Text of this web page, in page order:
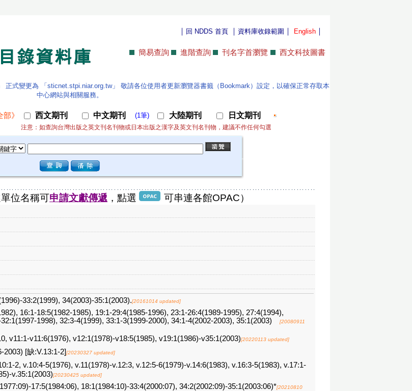
回 NDDS 首頁 資料庫收錄範圍 English
簡易查詢 進階查詢 刊名字首瀏覽 西文科技圖書
式變更為 「sticnet.stpi.niar.org.tw」 敬請各位使用者更新瀏覽器書籤（Bookmark）設定，以確保正常存取本
中心網站與相關服務。
》 西文期刊 中文期刊 (1筆) 大陸期刊 日文期刊
注意：如查詢台灣出版之英文刊名刊物或日本出版之漢字及英文刊名刊物，建議不作任何勾選
單位名稱可申請文獻傳遞 ，點選 可串連各館OPAC）
33:2(1999), 34(2003)-35:1(2003).[20161014 updated]
16:1-18:5(1982-1985), 19:1-29:4(1985-1996), 23:1-26:4(1989-1995), 27:4(1994),
1998), 32:3-4(1999), 33:1-3(1999-2000), 34:1-4(2002-2003), 35:1(2003)
[20080911
v11:1-v11:6(1976), v12:1(1978)-v18:5(1985), v19:1(1986)-v35:1(2003)[20220113 updated]
2003) [缺:V.13:1-2][20230327 updated]
2, v.10:4-5(1976), v.11(1978)-v.12:3, v.12:5-6(1979)-v.14:6(1983), v.16:3-5(1983), v.17:1-
v.35:1(2003)[20230425 updated]
17:5(1984:06), 18:1(1984:10)-33:4(2000:07), 34:2(2002:09)-35:1(2003:06)*[20210810